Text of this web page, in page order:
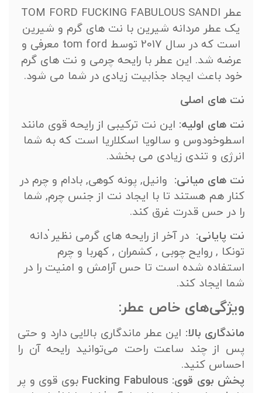
عطر TOM FORD FUCKING FABULOUS SANDI
یک عطر مردانه شیرین با نت های گرم و شیرین
است که در سال 2017 توسط tom ford معرفی و
عرضه شد. این عطر با رایحه چرمی و نت های گرم
خود باعث ایجاد جذابیت زیادی در شما می شود.
نت های اصلی
نت های اولیه: این نت ترکیبی از رایحه قوی مانند
اسطوخودوس و سالویا اسکلاریا است که به شما
انرژی و تندی زیادی می بخشد.
نت های میانی: وانیل, پونه کوهی, بادام و چرم در
کنار هم هستند تا با ایجاد نت از جنس چرم, شما
را در حس قدرت غرق کند.
نت پایانی: ‌ در آخر از رایحه های گرمی نظیر ٰدانه
تونکا , روایح چوبی , کشمران , کهربا و چرم
استفاده شده است تا حس آرامش و امنیت را در
شما ایجاد کند.
ویژگی‌های خاص عطر:
ماندگاری بالا: این عطر ماندگاری بالایی دارد و حتی
پس از چند ساعت راحت می‌توانید رایحه‌ آن را
احساس کنید.
پخش بوی قوی: Fucking Fabulous بوی قوی و پر